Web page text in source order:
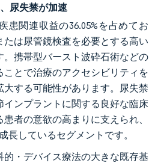
尿失禁が加速
患関連収益の36.05%を占めてお
たは尿管鏡検査を必要とする高い
携帯型バースト波砕石術などの
とで治療のアクセシビリティを
する可能性があります。尿失禁
インプラントに関する良好な臨床
者の意欲の高まりに支えられ、
長しているセグメントです。
的・デバイス療法の大きな既存基